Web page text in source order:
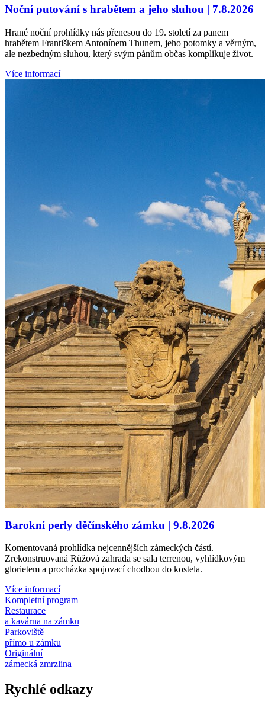
Noční putování s hrabětem a jeho sluhou | 7.8.2026
Hrané noční prohlídky nás přenesou do 19. století za panem
hrabětem Františkem Antonínem Thunem, jeho potomky a věrným,
ale nezbedným sluhou, který svým pánům občas komplikuje život.
Více informací
Barokní perly děčínského zámku | 9.8.2026
Komentovaná prohlídka nejcennějších zámeckých částí.
Zrekonstruovaná Růžová zahrada se sala terrenou, vyhlídkovým
glorietem a procházka spojovací chodbou do kostela.
Více informací
Kompletní program
Restaurace
a kavárna na zámku
Parkoviště
přímo u zámku
Originální
zámecká zmrzlina
Rychlé odkazy